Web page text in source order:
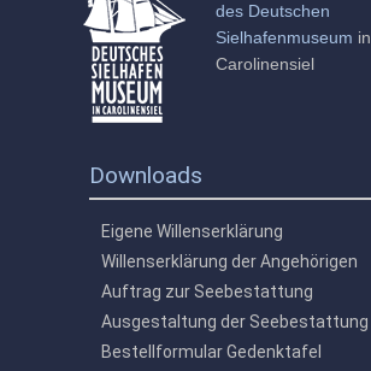
des Deutschen
Sielhafenmuseum in
Carolinensiel
Downloads
Eigene Willenserklärung
Willenserklärung der Angehörigen
Auftrag zur Seebestattung
Ausgestaltung der Seebestattung
Bestellformular Gedenktafel